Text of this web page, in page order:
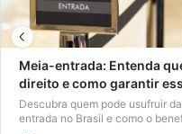
Meia-entrada: Entenda
direito e como garantir
benefício
Descubra quem pode usufruir
entrada no Brasil e como o